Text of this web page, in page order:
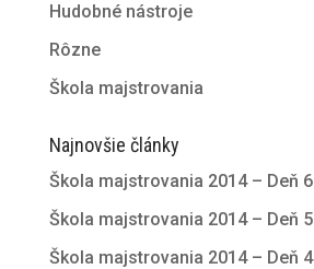
Hudobné nástroje
Rôzne
Škola majstrovania
Najnovšie články
Škola majstrovania 2014 – Deň 6
Škola majstrovania 2014 – Deň 5
Škola majstrovania 2014 – Deň 4